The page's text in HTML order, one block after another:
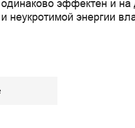
эффектен и
неукротимой энергии